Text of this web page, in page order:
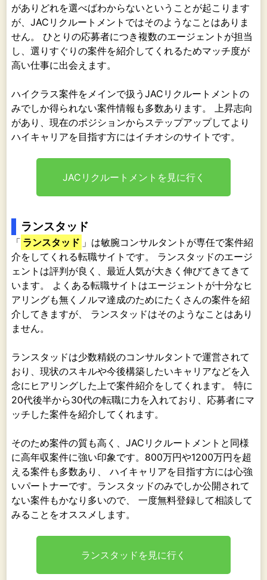
がありどれを選べばわからないということが起こります
が、JACリクルートメントではそのようなことはありま
せん。 ひとりの応募者につき複数のエージェントが担当
し、選りすぐりの案件を紹介してくれるためマッチ度が
高い仕事に出会えます。
ハイクラス案件をメインで扱うJACリクルートメントの
みでしか得られない案件情報も多数あります。 上昇志向
があり、現在のポジションからステップアップしてより
ハイキャリアを目指す方にはイチオシのサイトです。
JACリクルートメントを見に行く
ランスタッド
「 ランスタッド 」は敏腕コンサルタントが専任で案件紹
介をしてくれる転職サイトです。 ランスタッドのエージ
ェントは評判が良く、最近人気が大きく伸びてきてきて
います。 よくある転職サイトはエージェントが十分なヒ
アリングも無くノルマ達成のためにたくさんの案件を紹
介してきますが、 ランスタッドはそのようなことはあり
ません。
ランスタッドは少数精鋭のコンサルタントで運営されて
おり、現状のスキルや今後構築したいキャリアなどを入
念にヒアリングした上で案件紹介をしてくれます。 特に
20代後半から30代の転職に力を入れており、応募者にマ
ッチした案件を紹介してくれます。
そのため案件の質も高く、JACリクルートメントと同様
に高年収案件に強い印象です。800万円や1200万円を超
える案件も多数あり、 ハイキャリアを目指す方には心強
いパートナーです。ランスタッドのみでしか公開されて
ない案件もかなり多いので、 一度無料登録して相談して
みることをオススメします。
ランスタッドを見に行く